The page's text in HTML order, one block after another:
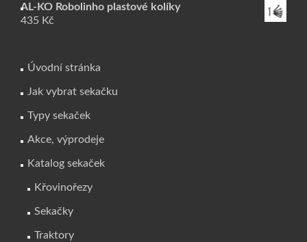
AL-KO Robolinho plastové kolíky
435 Kč
Úvodní stránka
Jak vybrat sekačku
Typy sekaček
Akce, výprodeje
Katalog sekaček
Křovinořezy
Sekačky
Traktory